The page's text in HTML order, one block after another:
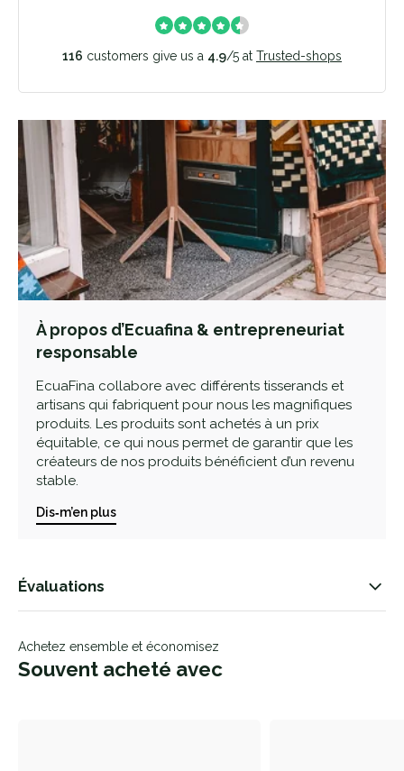
116 customers give us a 4.9/5 at Trusted-shops
À propos d’Ecuafina & entrepreneuriat
responsable
EcuaFina collabore avec différents tisserands et
artisans qui fabriquent pour nous les magnifiques
produits. Les produits sont achetés à un prix
équitable, ce qui nous permet de garantir que les
créateurs de nos produits bénéficient d’un revenu
stable.
Dis‑m’en plus
Évaluations
Achetez ensemble et économisez
Souvent acheté avec